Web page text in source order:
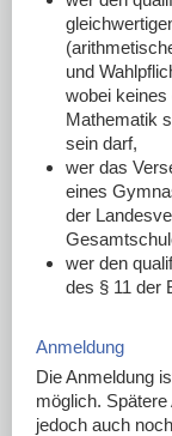
und
wobei
Mathematik
sein darf,
wer das
eines
der
wer den
des § 11 der
Anmeldung
Die Anmeldung
möglich.
jedoch auch